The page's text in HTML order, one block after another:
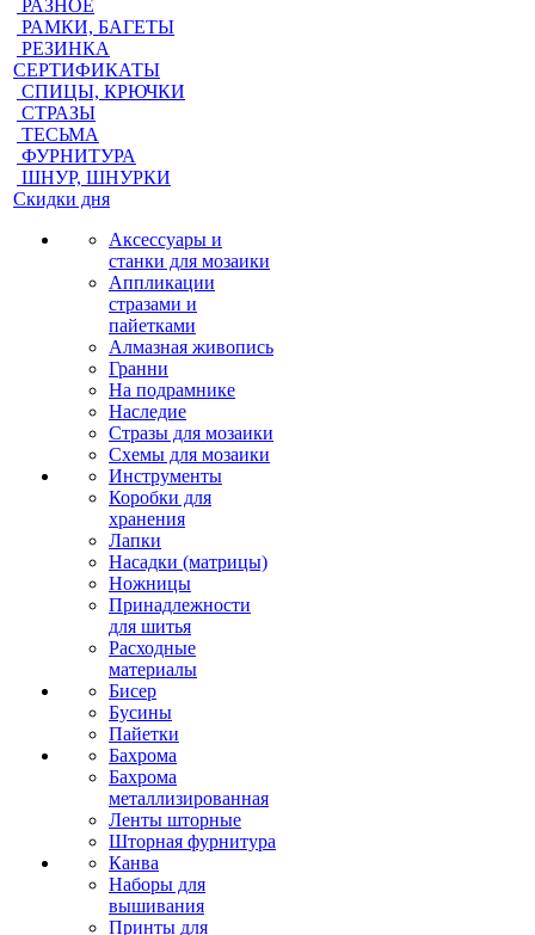
РАЗНОЕ
РАМКИ, БАГЕТЫ
РЕЗИНКА
СЕРТИФИКАТЫ
СПИЦЫ, КРЮЧКИ
СТРАЗЫ
ТЕСЬМА
ФУРНИТУРА
ШНУР, ШНУРКИ
Скидки дня
Аксессуары и
станки для мозаики
Аппликации
стразами и
пайетками
Алмазная живопись
Гранни
На подрамнике
Наследие
Стразы для мозаики
Схемы для мозаики
Инструменты
Коробки для
хранения
Лапки
Насадки (матрицы)
Ножницы
Принадлежности
для шитья
Расходные
материалы
Бисер
Бусины
Пайетки
Бахрома
Бахрома
металлизированная
Ленты шторные
Шторная фурнитура
Канва
Наборы для
вышивания
Принты для